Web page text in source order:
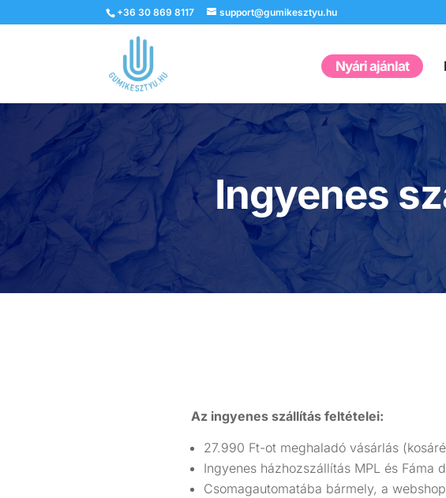
+36 30 869 8117 support@gumikesztyu.hu
Nyári ajánlat
Ingyenes
Az ingyenes szállítás feltételei:
27.990 Ft-ot meghaladó vásárlás
Ingyenes házhozszállítás MPL és Fáma
Csomagautomatába bármely, a